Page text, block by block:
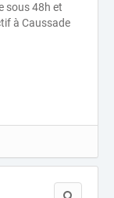
sous 48h et
à Caussade